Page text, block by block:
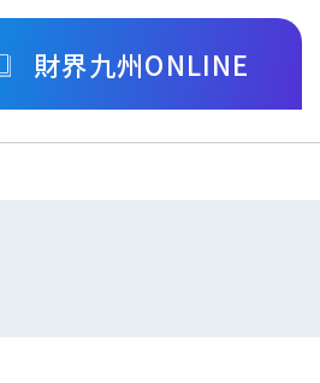
財界九州ONLINE